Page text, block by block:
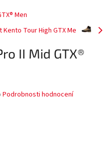
Men
Kento Tour High GTX Me
II Mid GTX®
Podrobnosti hodnocení